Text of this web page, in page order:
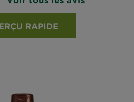
RAPIDE